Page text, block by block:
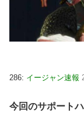
286: イージャン速報
今回のサポート